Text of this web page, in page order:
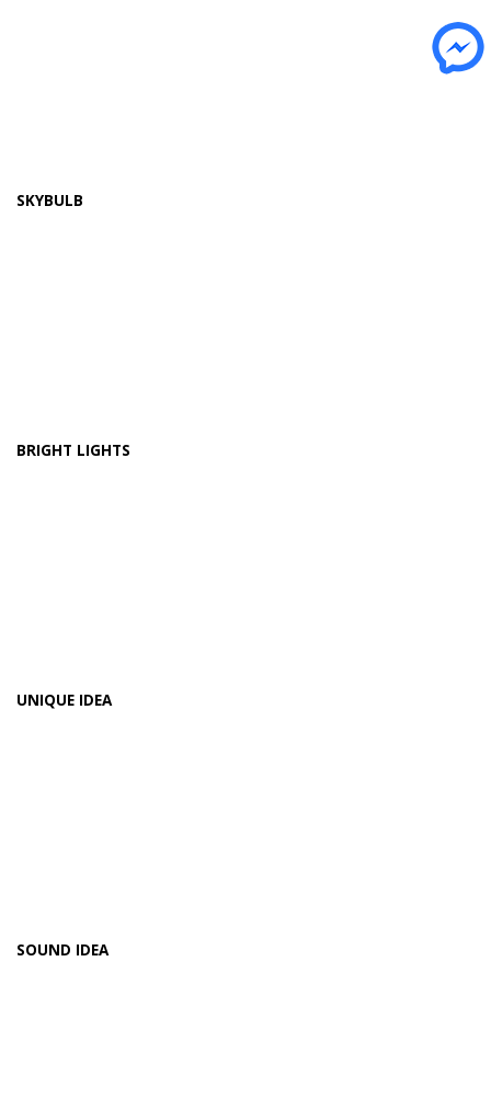
SKYBULB
BRIGHT LIGHTS
UNIQUE IDEA
SOUND IDEA